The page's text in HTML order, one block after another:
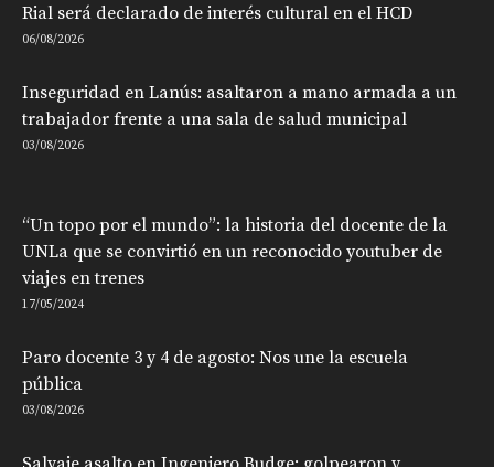
Rial será declarado de interés cultural en el HCD
06/08/2026
Inseguridad en Lanús: asaltaron a mano armada a un
trabajador frente a una sala de salud municipal
03/08/2026
“Un topo por el mundo”: la historia del docente de la
UNLa que se convirtió en un reconocido youtuber de
viajes en trenes
17/05/2024
Paro docente 3 y 4 de agosto: Nos une la escuela
pública
03/08/2026